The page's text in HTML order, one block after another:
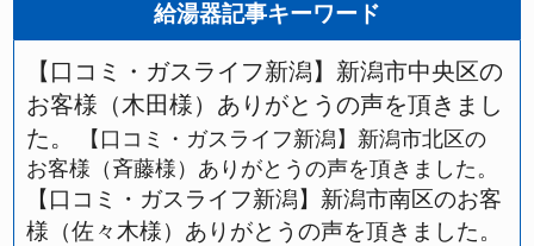
給湯器記事キーワード
【口コミ・ガスライフ新潟】新潟市中央区の
お客様（木田様）ありがとうの声を頂きまし
た。
【口コミ・ガスライフ新潟】新潟市北区の
お客様（斉藤様）ありがとうの声を頂きました。
【口コミ・ガスライフ新潟】新潟市南区のお客
様（佐々木様）ありがとうの声を頂きました。